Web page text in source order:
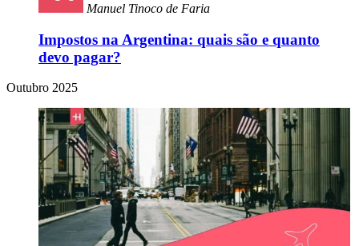
Manuel Tinoco de Faria
Impostos na Argentina: quais são e quanto
devo pagar?
Outubro 2025